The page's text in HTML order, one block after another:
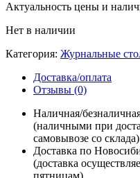
Актуальность цены и
Нет в наличии
Категория: Журнальные
Доставка/оплата
Отзывы (0)
Наличная/
(наличными при
самовывозе со склада)
Доставка по
(доставка